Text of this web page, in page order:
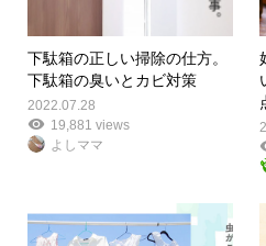
下駄箱の正しい掃除の仕方。
下駄箱の臭いとカビ対策
2022.07.28
19,881 views
よしママ